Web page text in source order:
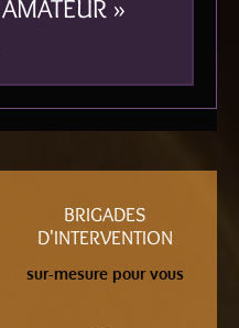
»
BRIGADES
D'INTERVENTION
sur-mesure pour vous